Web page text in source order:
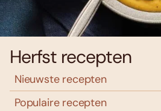
Herfst recepten
Nieuwste recepten
Populaire recepten